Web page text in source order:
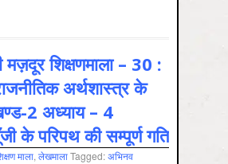
मज़दूर शिक्षणमाला – 30 :
अर्थशास्त्र के
2 अध्याय – 4
के परिपथ की सम्पूर्ण गति
माला, लेखमालाTagged:अभिनव